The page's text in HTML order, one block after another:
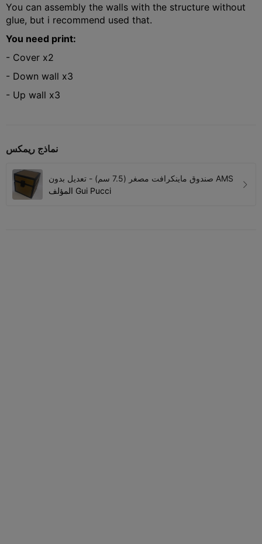
You can assembly the walls with the structure without
glue, but i recommend used that.
You need print:
- Cover x2
- Down wall x3
- Up wall x3
نماذج ريمكس
صندوق ماينكرافت مصغر (7.5 سم) - تعديل بدون AMS
المؤلف Gui Pucci